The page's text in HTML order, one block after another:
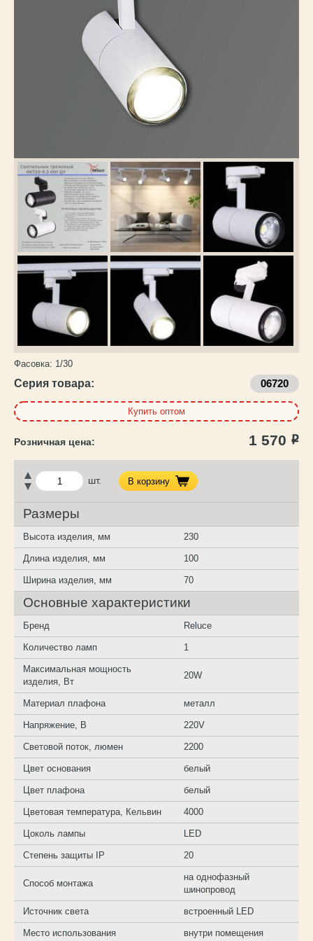
Фасовка: 1/30
Серия товара: 06720
Купить оптом
1 570 Р
шт. В корзину
Размеры
Высота изделия, мм 230
Длина изделия, мм 100
Ширина изделия, мм 70
Основные характеристики
Бренд Reluce
Количество ламп 1
Максимальная мощность
изделия, Вт
20W
Материал плафона металл
Напряжение, В 220V
Световой поток, люмен 2200
Цвет основания белый
Цвет плафона белый
Цветовая температура, Кельвин 4000
Цоколь лампы LED
Степень защиты IP 20
Способ монтажа
на однофазный
шинопровод
Источник света встроенный LED
Место использования внутри помещения